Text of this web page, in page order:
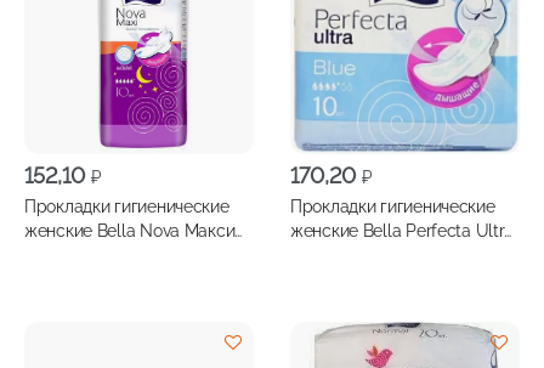
152,10 ₽
Прокладки гигиенические
женские Bella Nova Макси
170,20 ₽
Прокладки гигиенические
женские Bella Perfecta Ultra